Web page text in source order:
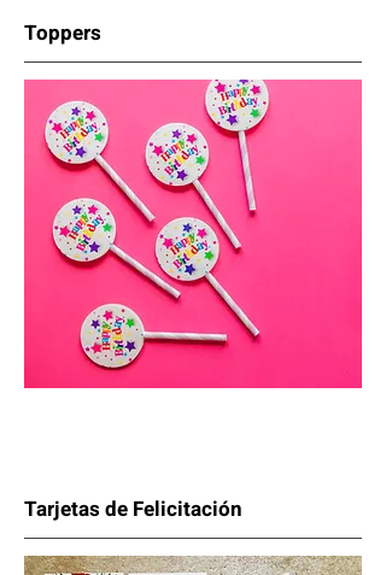
Toppers
Tarjetas de Felicitación